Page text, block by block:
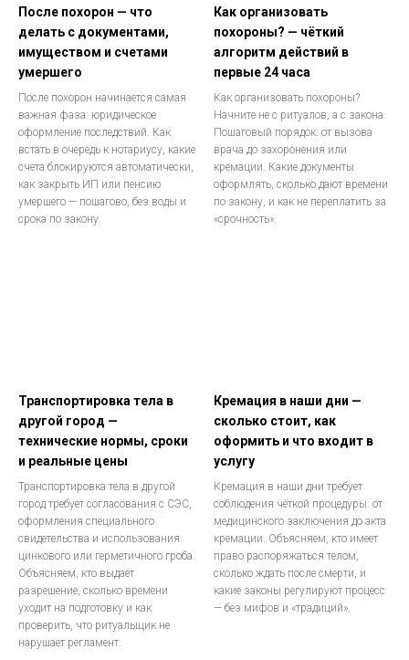
После похорон — что
делать с документами,
имуществом и счетами
умершего
После похорон начинается самая
важная фаза: юридическое
оформление последствий. Как
встать в очередь к нотариусу, какие
счета блокируются автоматически,
как закрыть ИП или пенсию
умершего — пошагово, без воды и
срока по закону.
Как организовать
похороны? — чёткий
алгоритм действий в
первые 24 часа
Как организовать похороны?
Начните не с ритуалов, а с закона.
Пошаговый порядок: от вызова
врача до захоронения или
кремации. Какие документы
оформлять, сколько дают времени
по закону, и как не переплатить за
«срочность».
Транспортировка тела в
другой город —
технические нормы, сроки
и реальные цены
Транспортировка тела в другой
город требует согласования с СЭС,
оформления специального
свидетельства и использования
цинкового или герметичного гроба.
Объясняем, кто выдаёт
разрешение, сколько времени
уходит на подготовку и как
проверить, что ритуальщик не
нарушает регламент.
Кремация в наши дни —
сколько стоит, как
оформить и что входит в
услугу
Кремация в наши дни требует
соблюдения чёткой процедуры: от
медицинского заключения до акта
кремации. Объясняем, кто имеет
право распоряжаться телом,
сколько ждать после смерти, и
какие законы регулируют процесс
— без мифов и «традиций».